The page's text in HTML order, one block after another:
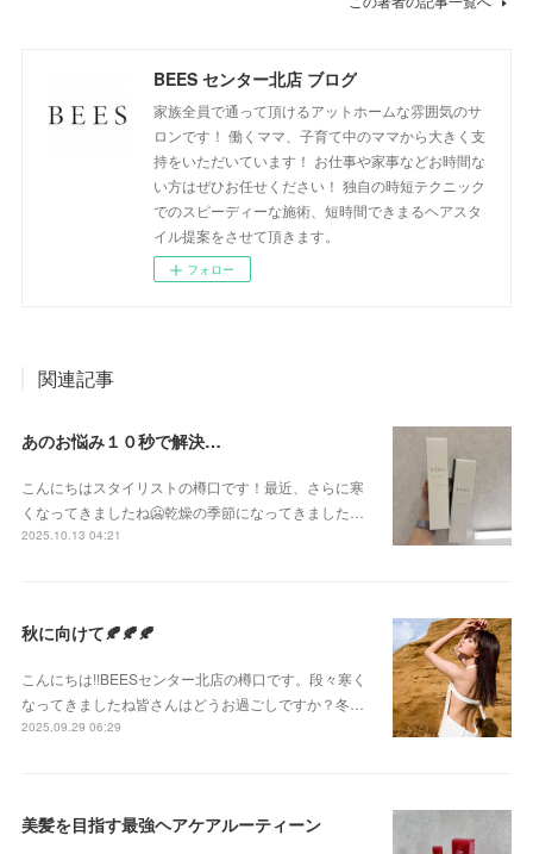
BEES センター北店 ブログ
家族全員で通って頂けるアットホームな雰囲気のサ
ロンです！ 働くママ、子育て中のママから大きく支
持をいただいています！ お仕事や家事などお時間な
い方はぜひお任せください！ 独自の時短テクニック
でのスピーディーな施術、短時間できまるヘアスタ
イル提案をさせて頂きます。
フォロー
関連記事
あのお悩み１０秒で解決…
こんにちはスタイリストの樽口です！最近、さらに寒
くなってきましたね🥶乾燥の季節になってきました…
2025.10.13 04:21
秋に向けて🍂🍂🍂
こんにちは!!BEESセンター北店の樽口です。段々寒く
なってきましたね皆さんはどうお過ごしですか？冬…
2025.09.29 06:29
美髪を目指す最強ヘアケアルーティーン